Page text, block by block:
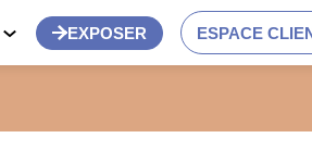
EXPOSER ESPACE